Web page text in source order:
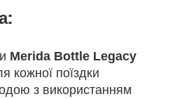
Merida Bottle Legacy
кожної поїздки
з використанням